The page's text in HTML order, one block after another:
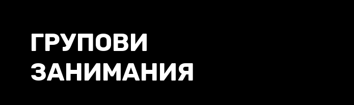
ГРУПОВИ
ЗАНИМАНИЯ